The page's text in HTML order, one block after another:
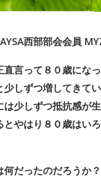
西部部会会員
言って８０歳にな
しずつ増してきて
少しずつ抵抗感が
やはり８０歳はい
だったのだろうか